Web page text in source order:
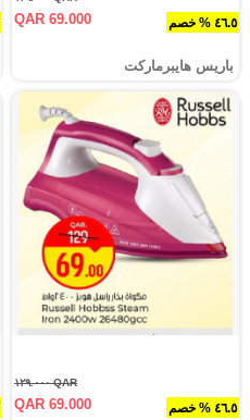
٤٦.٥ % خصم QAR 69.000
باريس هايبرماركت
٤٦.٥ % خصم
QAR ١٢٩.٠٠٠
QAR 69.000